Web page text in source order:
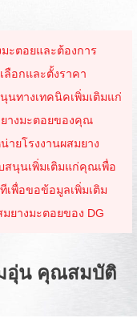
ะตอยและต้องการ
ลือกและตั้งราคา
นทางเทคนิคเพิ่มเติมแก่
างมะตอยของคุณ
ยโรงงานผสมยาง
สนุนเพิ่มเติมแก่คุณเพื่อ
พื่อขอข้อมูลเพิ่มเติม
ยางมะตอยของ DG
อุ่น คุณสมบัติ